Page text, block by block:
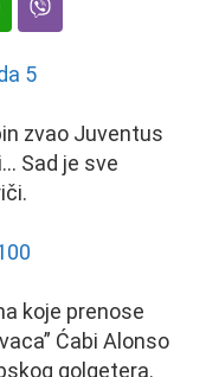
zvao Juventus
Sad je sve
koje prenose
Ćabi Alonso
golgetera.